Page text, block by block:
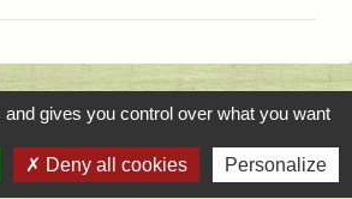
Contact
de Saint-Lucien
gives you control over what you want
Deny all cookies Personalize